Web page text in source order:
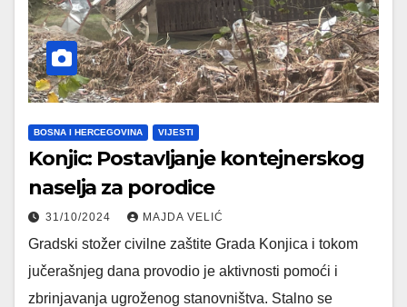
BOSNA I HERCEGOVINA VIJESTI
Konjic: Postavljanje kontejnerskog
naselja za porodice
31/10/2024 MAJDA VELIĆ
Gradski stožer civilne zaštite Grada Konjica i tokom
jučerašnjeg dana provodio je aktivnosti pomoći i
zbrinjavanja ugroženog stanovništva. Stalno se